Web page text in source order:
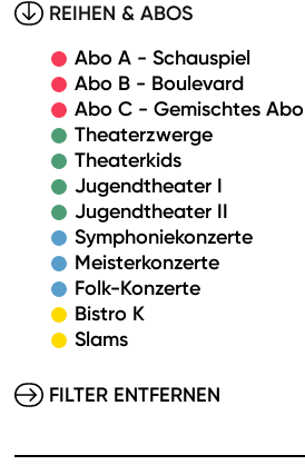
REIHEN & ABOS
Abo A - Schauspiel
Abo B - Boulevard
Abo C - Gemischtes Abo
Theaterzwerge
Theaterkids
Jugendtheater I
Jugendtheater II
Symphoniekonzerte
Meisterkonzerte
Folk-Konzerte
Bistro K
Slams
FILTER ENTFERNEN